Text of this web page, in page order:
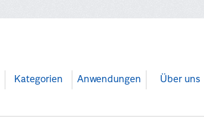
Kategorien Anwendungen Über uns